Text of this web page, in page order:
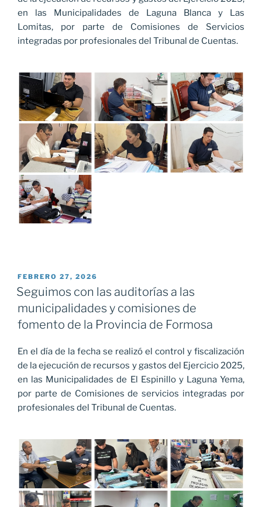
en las Municipalidades de Laguna Blanca y Las
Lomitas, por parte de Comisiones de Servicios
integradas por profesionales del Tribunal de Cuentas.
PUBLICADO
EL
FEBRERO 27, 2026
Seguimos con las auditorías a las
municipalidades y comisiones de
fomento de la Provincia de Formosa
En el día de la fecha se realizó el control y fiscalización
de la ejecución de recursos y gastos del Ejercicio 2025,
en las Municipalidades de El Espinillo y Laguna Yema,
por parte de Comisiones de servicios integradas por
profesionales del Tribunal de Cuentas.